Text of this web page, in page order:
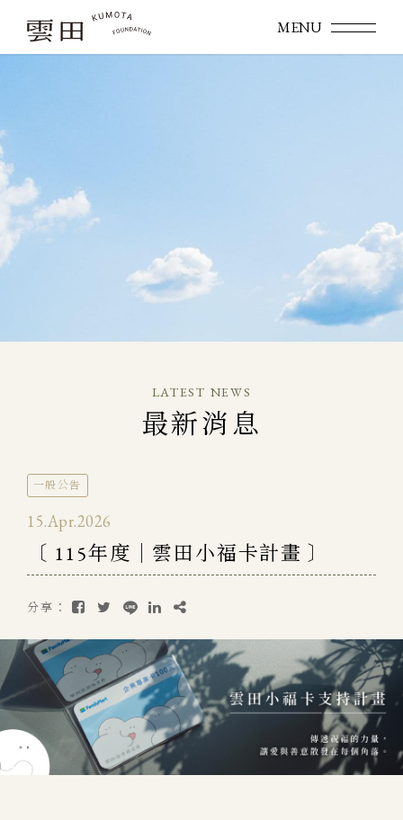
LATEST NEWS
最新消息
一般公告
15.Apr.2026
〔 115年度｜雲田小福卡計畫 〕
分享：